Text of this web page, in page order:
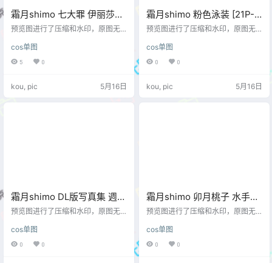
霜月shimo 七大罪 伊丽莎白
兔女郎 [16P-261MB]
预览图进行了压缩和水印，原图无
cos单图
5 0
kou, pic 5月16日
霜月shimo 粉色泳装 [21P-
100MB]
预览图进行了压缩和水印，原图无
cos单图
0 0
kou, pic 5月16日
霜月shimo DL版写真集 週末
彼女 [101P-1.25GB]
预览图进行了压缩和水印，原图无
cos单图
0 0
霜月shimo 卯月桃子 水手服
兔女郎 [19P-23MB]
预览图进行了压缩和水印，原图无
cos单图
0 0